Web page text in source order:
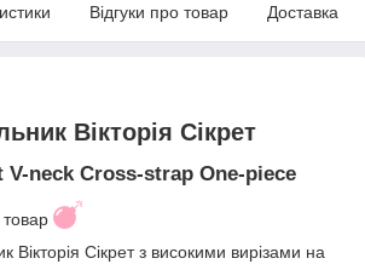
Відгуки про товар Доставка
Вікторія Сікрет
neck Cross-strap One-piece
Вікторія Сікрет з високими вирізами на